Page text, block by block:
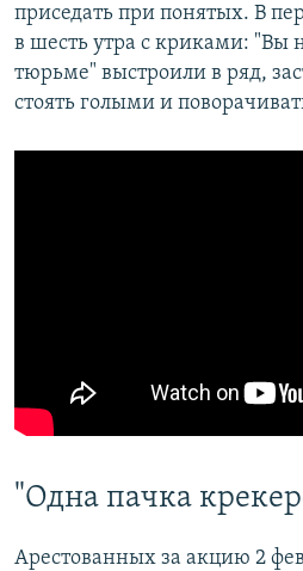
приседать при понятых. В
в шесть утра с криками: "Вы
тюрьме" выстроили в ряд,
стоять голыми и
"Одна пачка
Арестованных за акцию 2